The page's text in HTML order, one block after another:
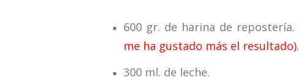
600 gr. de harina de repostería.
me ha gustado más el resultado).
300 ml. de leche.